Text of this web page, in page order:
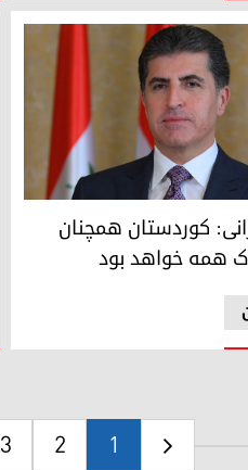
رئیس اقلیم کوردستان
کوردستان همچنان
همه خواهد بود
1
2
3